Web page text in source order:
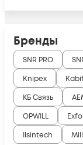
Бренды
SNR PRO
Knipex
КБ Связь
OPWILL
Exfo
Ilsintech